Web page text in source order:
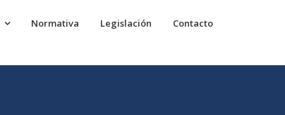
Normativa Legislación Contacto